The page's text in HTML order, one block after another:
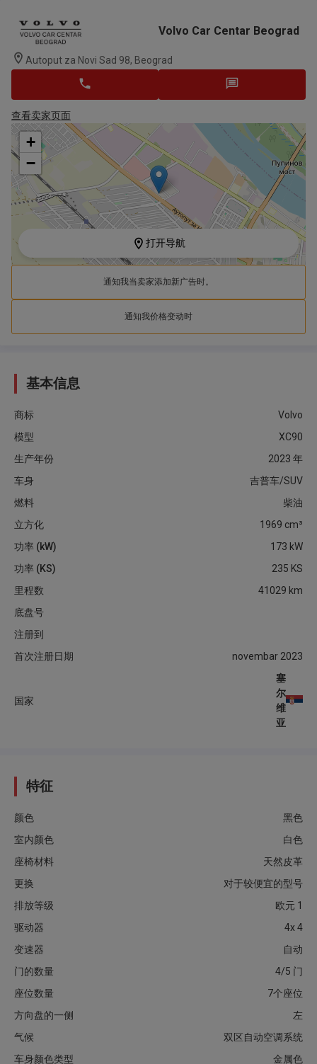
Volvo Car Centar Beograd
Autoput za Novi Sad 98, Beograd
查看卖家页面
+
−
打开导航
通知我当卖家添加新广告时。
通知我价格变动时
基本信息
商标
Volvo
模型
XC90
生产年份
2023 年
车身
吉普车/SUV
燃料
柴油
立方化
1969 cm³
功率 (kW)
173 kW
功率 (KS)
235 KS
里程数
41029 km
底盘号
注册到
首次注册日期
novembar 2023
国家
塞
尔
维
亚
特征
颜色
黑色
室内颜色
白色
座椅材料
天然皮革
更换
对于较便宜的型号
排放等级
欧元 1
驱动器
4x 4
变速器
自动
门的数量
4/5 门
座位数量
7个座位
方向盘的一侧
左
气候
双区自动空调系统
车身颜色类型
金属色